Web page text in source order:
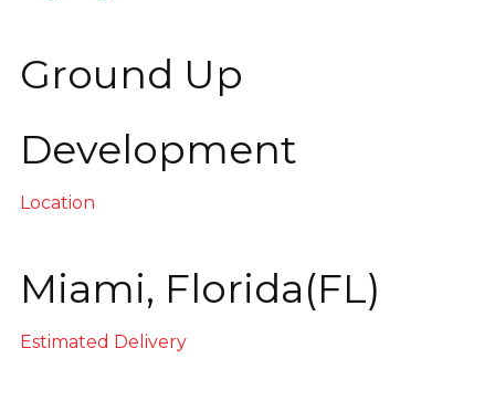
Ground Up
Development
Location
Miami, Florida(FL)
Estimated Delivery